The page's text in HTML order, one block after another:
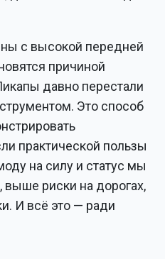
с высокой передней
причиной
давно перестали
Это способ
практической пользы
на силу и статус мы
выше риски на дорогах,
И всё это — ради